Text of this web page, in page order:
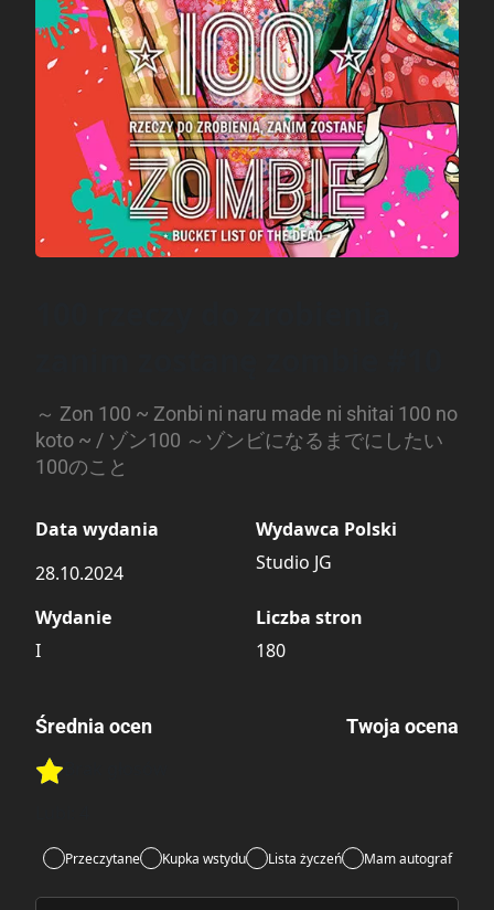
～ Zon 100 ~ Zonbi ni naru made ni shitai 100 no
koto ~ / ゾン100 ～ゾンビになるまでにしたい
100のこと
Data wydania
28.10.2024
Wydawca Polski
Studio JG
Wydanie
I
Liczba stron
180
Średnia ocen
Rate this item:
Twoja ocena
Przeczytane Kupka wstydu Lista życzeń Mam autograf